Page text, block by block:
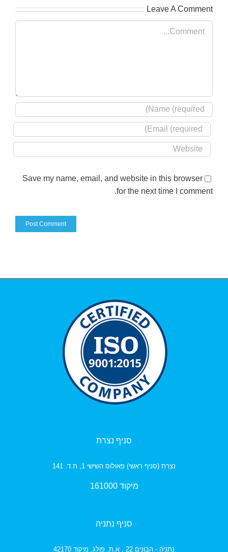
Leave A
Save my name, email, and website in this browser
for the next time I
סניף נצרת
נצרת (סניף ראשי) פאולוס השישי 1, ת.ד. 141
מיקוד 161000
סניף נתניה
נתניה - הבונים 22 , א.ת. פולג, מיקוד 42170